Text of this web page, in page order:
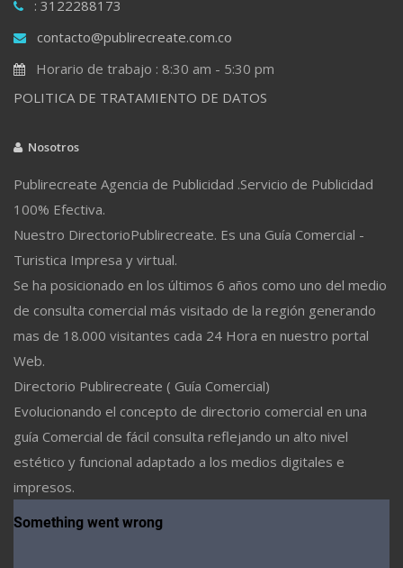
: 3122288173
contacto@publirecreate.com.co
Horario de trabajo : 8:30 am - 5:30 pm
POLITICA DE TRATAMIENTO DE DATOS
Nosotros
Publirecreate Agencia de Publicidad .Servicio de Publicidad
100% Efectiva.
Nuestro DirectorioPublirecreate. Es una Guía Comercial -
Turistica Impresa y virtual.
Se ha posicionado en los últimos 6 años como uno del medio
de consulta comercial más visitado de la región generando
mas de 18.000 visitantes cada 24 Hora en nuestro portal
Web.
Directorio Publirecreate ( Guía Comercial)
Evolucionando el concepto de directorio comercial en una
guía Comercial de fácil consulta reflejando un alto nivel
estético y funcional adaptado a los medios digitales e
impresos.